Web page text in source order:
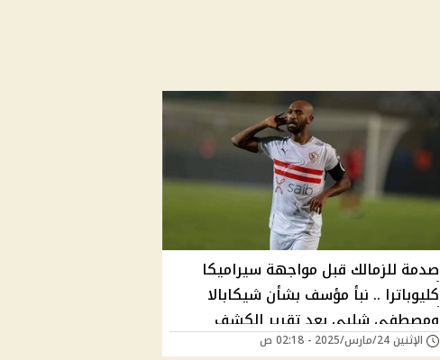
صدمة للزمالك قبل مواجهة سيراميكا
كليوباترا .. نبأ مؤسف بشأن شيكابالا
ومصطفي شلبي بعد تقرير الكشف
الطبي حصل إيه؟
الإثنين 24/مارس/2025 - 02:18 ص